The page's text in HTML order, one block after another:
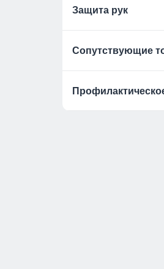
Защита рук
Сопутствующие